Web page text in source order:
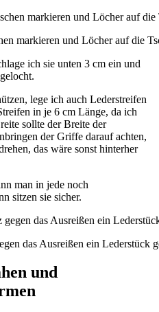
markieren und Löcher auf die
ich sie unten 3 cm ein und
lege ich auch Lederstreifen
in je 6 cm Länge, da ich
sollte der Breite der
der Griffe darauf achten,
das wäre sonst hinterher
man in jede noch
sitzen sie sicher.
das Ausreißen ein Lederstück
und